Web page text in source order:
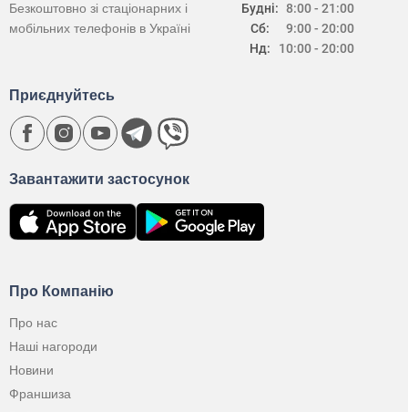
Будні:
Сб:
Нд:
8:00 - 21:00
9:00 - 20:00
10:00 - 20:00
Безкоштовно зі стаціонарних і
мобільних телефонів в Україні
Про Компанію
Про нас
Наші нагороди
Новини
Франшиза
Завантажити застосунок
Приєднуйтесь